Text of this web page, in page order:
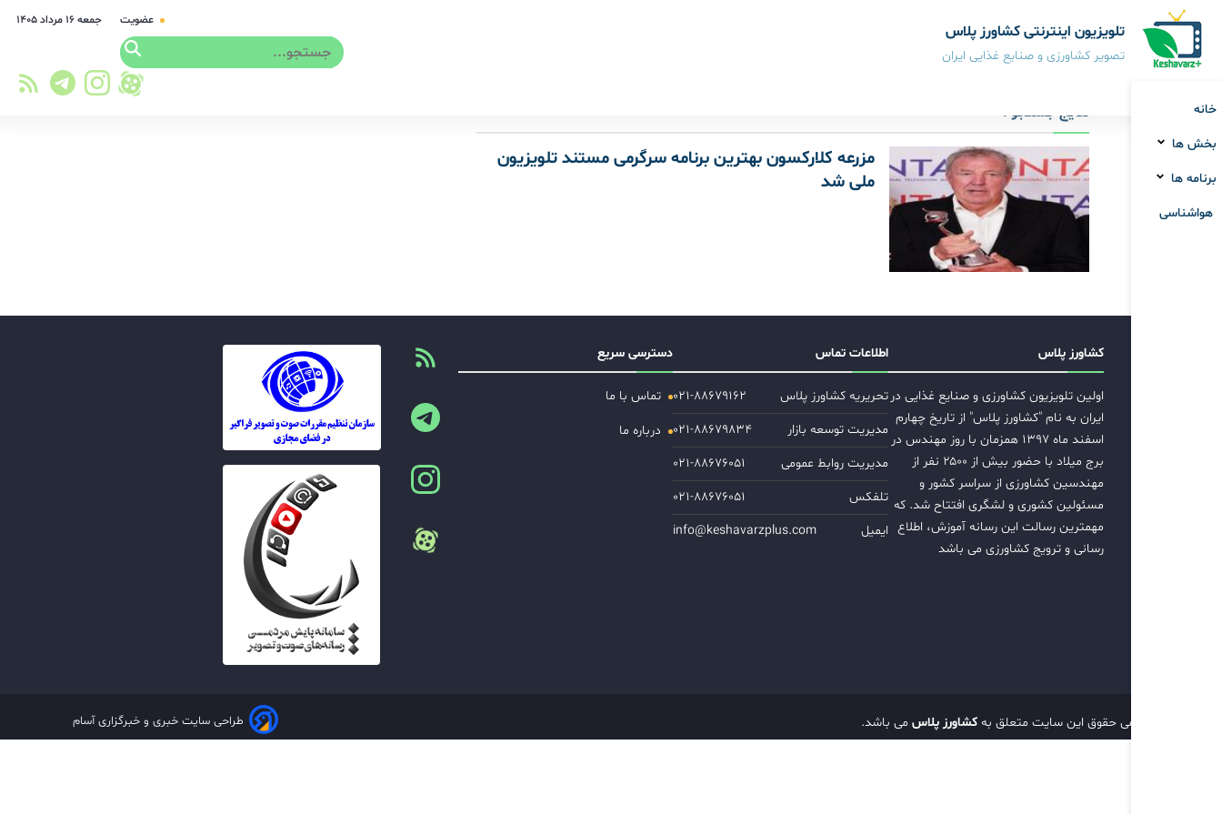
تلویزیون اینترنتی کشاورز پلاس
تصویر کشاورزی و صنایع غذایی ایران
عضویت جمعه ۱۶ مرداد ۱۴۰۵
خانه
بخش ها
برنامه ها
هواشناسی
نتایج جستجو :
مزرعه‌ کلارکسون بهترین برنامه‌ سرگرمی مستند تلویزیون
ملی شد
کشاورز پلاس
اولین تلویزیون کشاورزی و صنایع غذایی در
ایران به نام "کشاورز پلاس" از تاریخ چهارم
اسفند ماه ۱۳۹۷ همزمان با روز مهندس در
برج میلاد با حضور بیش از ۲۵۰۰ نفر از
مهندسین کشاورزی از سراسر کشور و
مسئولین کشوری و لشگری افتتاح شد. که
مهمترین رسالت این رسانه آموزش، اطلاع
رسانی و ترویج کشاورزی می باشد
اطلاعات تماس
تحریریه کشاورز پلاس
۰۲۱-۸۸۶۷۹۱۶۲
مدیریت توسعه بازار
۰۲۱-۸۸۶۷۹۸۳۴
مدیریت روابط عمومی
۰۲۱-۸۸۶۷۶۰۵۱
تلفکس
۰۲۱-۸۸۶۷۶۰۵۱
ایمیل
info@keshavarzplus.com
دسترسی سریع
تماس با ما
درباره ما
تمامی حقوق این سایت متعلق به کشاورز پلاس می باشد. طراحی سایت خبری و خبرگزاری آسام